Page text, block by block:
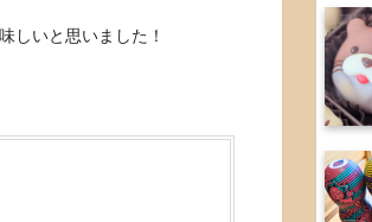
しいと思いました！